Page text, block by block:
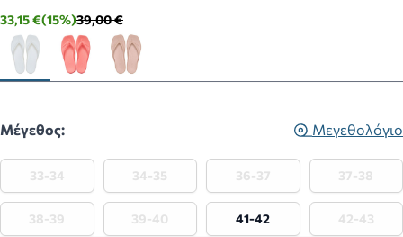
33,15 €(15%)39,00 €
Μέγεθος: Μεγεθολόγιο
33-34 34-35 36-37 37-38
38-39 39-40 41-42 42-43